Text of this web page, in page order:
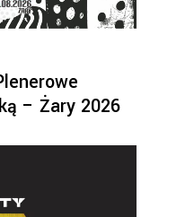
– Żary 2026